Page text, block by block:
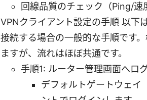
回線品質のチェック（Ping/
VPNクライアント設定の手順 以下
接続する場合の一般的な手順です
ますが、流れはほぼ共通です。
手順1: ルーター管理画面へロ
デフォルトゲートウェイ